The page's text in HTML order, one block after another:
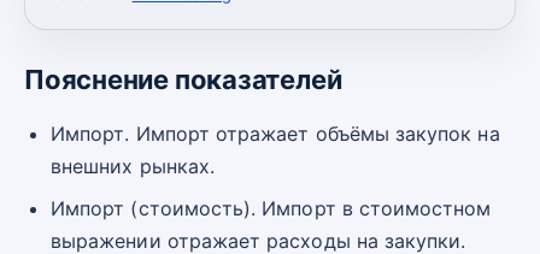
Пояснение показателей
Импорт. Импорт отражает объёмы закупок на
внешних рынках.
Импорт (стоимость). Импорт в стоимостном
выражении отражает расходы на закупки.